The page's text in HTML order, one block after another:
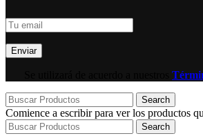
Search
Comience a escribir para ver los productos
Search